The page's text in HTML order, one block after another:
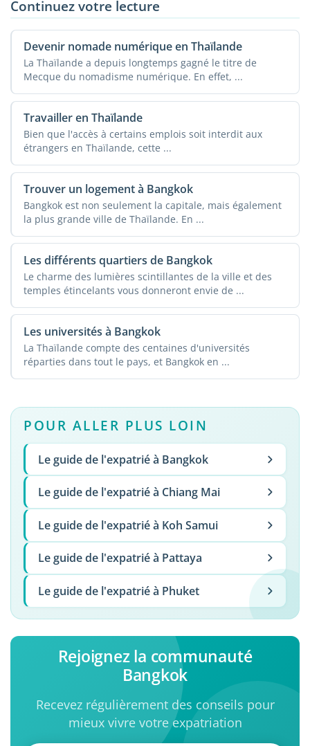
Continuez votre lecture
Devenir nomade numérique en Thaïlande
La Thaïlande a depuis longtemps gagné le titre de
Mecque du nomadisme numérique. En effet, ...
Travailler en Thaïlande
Bien que l'accès à certains emplois soit interdit aux
étrangers en Thaïlande, cette ...
Trouver un logement à Bangkok
Bangkok est non seulement la capitale, mais également
la plus grande ville de Thaïlande. En ...
Les différents quartiers de Bangkok
Le charme des lumières scintillantes de la ville et des
temples étincelants vous donneront envie de ...
Les universités à Bangkok
La Thaïlande compte des centaines d'universités
réparties dans tout le pays, et Bangkok en ...
POUR ALLER PLUS LOIN
Le guide de l'expatrié à Bangkok
Le guide de l'expatrié à Chiang Mai
Le guide de l'expatrié à Koh Samui
Le guide de l'expatrié à Pattaya
Le guide de l'expatrié à Phuket
Rejoignez la communauté
Bangkok
Recevez régulièrement des conseils pour
mieux vivre votre expatriation